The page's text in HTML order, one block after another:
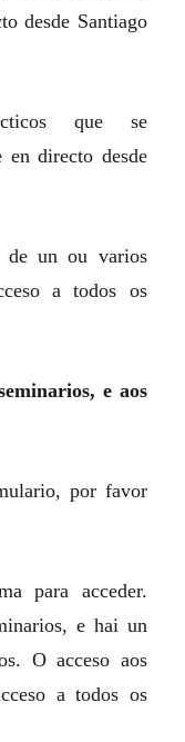
desde Santiago
que se
en directo desde
de un ou varios
a todos os
e aos
por favor
para acceder.
e hai un
O acceso aos
a todos os